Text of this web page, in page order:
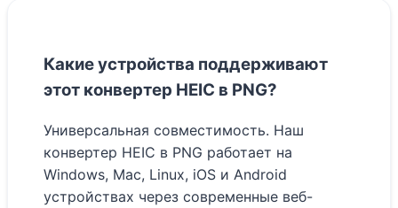
Какие устройства поддерживают
этот конвертер HEIC в PNG?
Универсальная совместимость. Наш
конвертер HEIC в PNG работает на
Windows, Mac, Linux, iOS и Android
устройствах через современные веб-